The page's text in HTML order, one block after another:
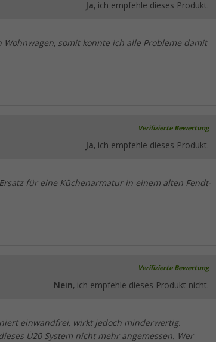
Ja, ich empfehle dieses Produkt.
Wohnwagen, somit konnte ich alle Probleme damit
Verifizierte Bewertung
Ja, ich empfehle dieses Produkt.
für eine Küchenarmatur in einem alten Fendt-
Verifizierte Bewertung
Nein, ich empfehle dieses Produkt nicht.
einwandfrei, wirkt jedoch minderwertig.
Ü20 System nicht mehr angemessen. Wer